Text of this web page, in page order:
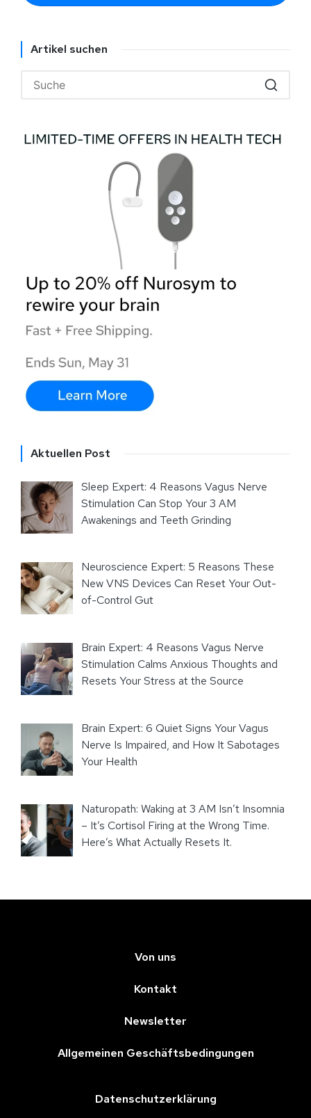
Artikel suchen
Aktuellen Post
Sleep Expert: 4 Reasons Vagus Nerve
Stimulation Can Stop Your 3 AM
Awakenings and Teeth Grinding
Neuroscience Expert: 5 Reasons These
New VNS Devices Can Reset Your Out-
of-Control Gut
Brain Expert: 4 Reasons Vagus Nerve
Stimulation Calms Anxious Thoughts and
Resets Your Stress at the Source
Brain Expert: 6 Quiet Signs Your Vagus
Nerve Is Impaired, and How It Sabotages
Your Health
Naturopath: Waking at 3 AM Isn’t Insomnia
– It’s Cortisol Firing at the Wrong Time.
Here’s What Actually Resets It.
Von uns
Kontakt
Newsletter
Allgemeinen Geschäftsbedingungen
Datenschutzerklärung